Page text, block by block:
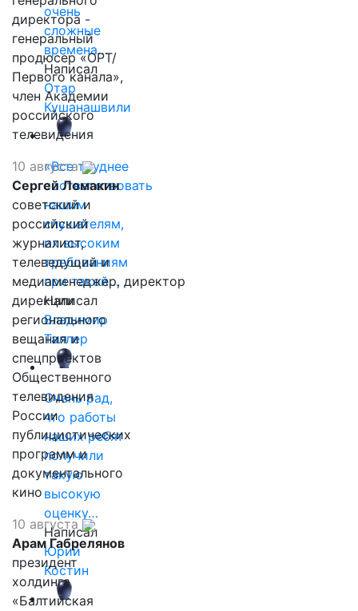
очень
сложные
времена…
Написал
Отар
Кушанашвили
«Все труднее
соответствовать
нашим
слушателям,
их высоким
требованиям
при такой…
Написал
Владимир
Таллер
Очень рад,
что работы
наших ребят
получили
такую
высокую
оценку…
Написал
Юрий
Костин
директора -
генеральный
продюсер «ОРТ/
Первого канала»,
член Академии
российского
телевидения
10 августа
Сергей Ломакин
советский и
российский
журналист,
телеведущий и
медиаменеджер, директор
дирекции
регионального
вещания и
спецпроектов
Общественного
телевидения
России
публицистических
программ и
документального
кино
10 августа
Арам Габрелянов
президент
холдинга
«Балтийская